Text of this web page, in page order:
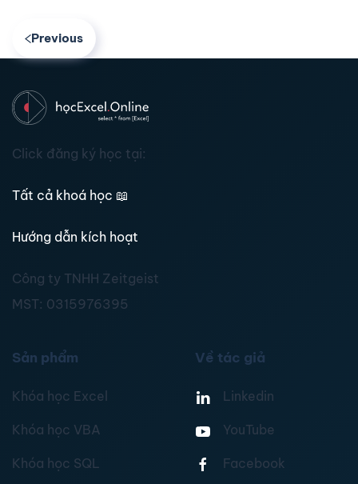
Previous
Click đăng ký học tại:
Tất cả khoá học 📖
Hướng dẫn kích hoạt
Công ty TNHH Zeitgeist
MST: 0315976395
Sản phẩm
Khóa học Excel
Khóa học VBA
Khóa học SQL
Về tác giả
Linkedin
YouTube
Facebook